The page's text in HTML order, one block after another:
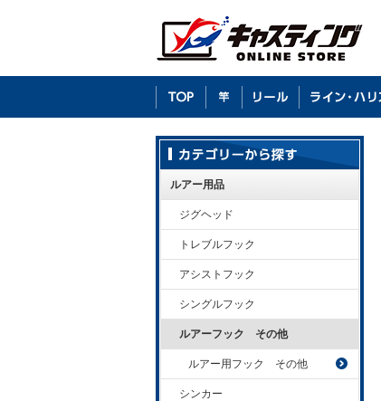
ルアー用品
ジグヘッド
トレブルフック
アシストフック
シングルフック
ルアーフック その他
ルアー用フック その他
シンカー